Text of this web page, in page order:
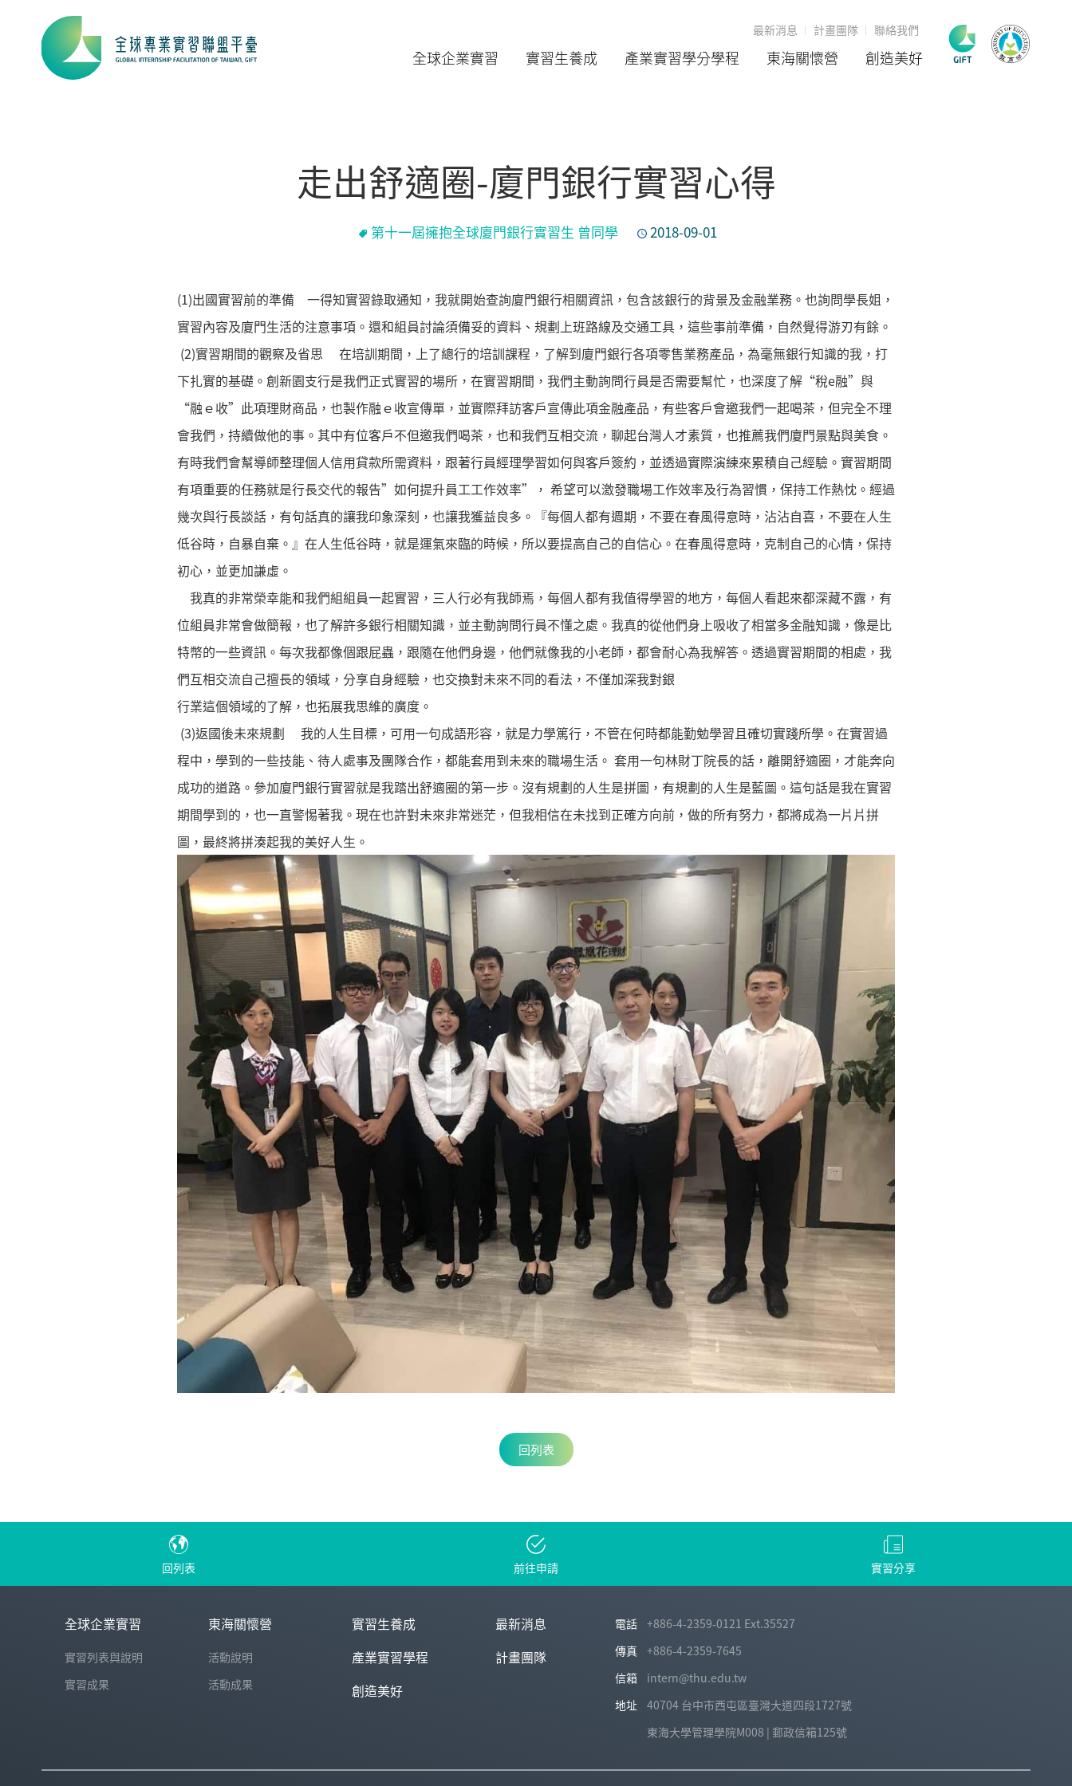
全球企業實習 實習生養成 產業實習學分學程 東海關懷營 創造美好
最新消息 計畫團隊 聯絡我們
走出舒適圈-廈門銀行實習心得
第十一屆擁抱全球廈門銀行實習生 曾同學 2018-09-01
(1)出國實習前的準備 一得知實習錄取通知，我就開始查詢廈門銀行相關資訊，包含該銀行的背景及金融業務。也詢問學長姐，
實習內容及廈門生活的注意事項。還和組員討論須備妥的資料、規劃上班路線及交通工具，這些事前準備，自然覺得游刃有餘。
(2)實習期間的觀察及省思 在培訓期間，上了總行的培訓課程，了解到廈門銀行各項零售業務產品，為毫無銀行知識的我，打
下扎實的基礎。創新園支行是我們正式實習的場所，在實習期間，我們主動詢問行員是否需要幫忙，也深度了解“稅e融”與
“融ｅ收”此項理財商品，也製作融ｅ收宣傳單，並實際拜訪客戶宣傳此項金融產品，有些客戶會邀我們一起喝茶，但完全不理
會我們，持續做他的事。其中有位客戶不但邀我們喝茶，也和我們互相交流，聊起台灣人才素質，也推薦我們廈門景點與美食。
有時我們會幫導師整理個人信用貸款所需資料，跟著行員經理學習如何與客戶簽約，並透過實際演練來累積自己經驗。實習期間
有項重要的任務就是行長交代的報告”如何提升員工工作效率”， 希望可以激發職場工作效率及行為習慣，保持工作熱忱。經過
幾次與行長談話，有句話真的讓我印象深刻，也讓我獲益良多。『每個人都有週期，不要在春風得意時，沾沾自喜，不要在人生
低谷時，自暴自棄。』在人生低谷時，就是運氣來臨的時候，所以要提高自己的自信心。在春風得意時，克制自己的心情，保持
初心，並更加謙虛。
我真的非常榮幸能和我們組組員一起實習，三人行必有我師焉，每個人都有我值得學習的地方，每個人看起來都深藏不露，有
位組員非常會做簡報，也了解許多銀行相關知識，並主動詢問行員不懂之處。我真的從他們身上吸收了相當多金融知識，像是比
特幣的一些資訊。每次我都像個跟屁蟲，跟隨在他們身邊，他們就像我的小老師，都會耐心為我解答。透過實習期間的相處，我
們互相交流自己擅長的領域，分享自身經驗，也交換對未來不同的看法，不僅加深我對銀
行業這個領域的了解，也拓展我思維的廣度。
(3)返國後未來規劃 我的人生目標，可用一句成語形容，就是力學篤行，不管在何時都能勤勉學習且確切實踐所學。在實習過
程中，學到的一些技能、待人處事及團隊合作，都能套用到未來的職場生活。 套用一句林財丁院長的話，離開舒適圈，才能奔向
成功的道路。參加廈門銀行實習就是我踏出舒適圈的第一步。沒有規劃的人生是拼圖，有規劃的人生是藍圖。這句話是我在實習
期間學到的，也一直警惕著我。現在也許對未來非常迷茫，但我相信在未找到正確方向前，做的所有努力，都將成為一片片拼
圖，最終將拼湊起我的美好人生。
回列表
回列表 前往申請 實習分享
全球企業實習
實習列表與說明
實習成果
東海關懷營
活動說明
活動成果
實習生養成
產業實習學程
創造美好
最新消息
計畫團隊
電話
+886-4-2359-0121 Ext.35527
傳真
+886-4-2359-7645
信箱
intern@thu.edu.tw
地址
40704 台中市西屯區臺灣大道四段1727號
東海大學管理學院M008 | 郵政信箱125號